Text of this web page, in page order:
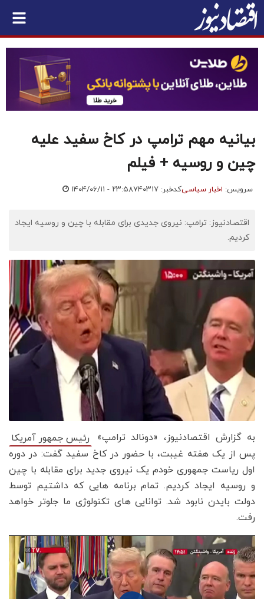
بیانیه مهم ترامپ در کاخ سفید علیه
چین و روسیه + فیلم
سرویس: اخبار سیاسیکدخبر: ۷۴۰۳۱۷ ۱۴۰۴/۰۶/۱۱ - ۲۳:۵۸
اقتصادنیوز: ترامپ: نیروی جدیدی برای مقابله با چین و روسیه ایجاد
کردیم.
به گزارش اقتصادنیوز، «دونالد ترامپ»
رئیس جمهور آمریکا
پس از یک هفته غیبت، با حضور در کاخ سفید گفت: در دوره
اول ریاست جمهوری خودم یک نیروی جدید برای مقابله با چین
و روسیه ایجاد کردیم. تمام برنامه هایی که داشتیم توسط
دولت بایدن نابود شد. توانایی های تکنولوژی ما جلوتر خواهد
رفت.